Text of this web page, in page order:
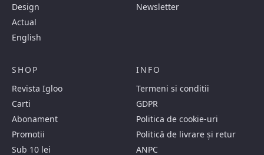
Design
Actual
English
Newsletter
SHOP
Revista Igloo
Carti
Abonament
Promotii
Sub 10 lei
INFO
Termeni si conditii
GDPR
Politica de cookie-uri
Politică de livrare și retur
ANPC